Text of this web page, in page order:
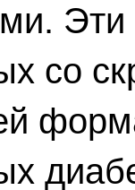
Эти
со